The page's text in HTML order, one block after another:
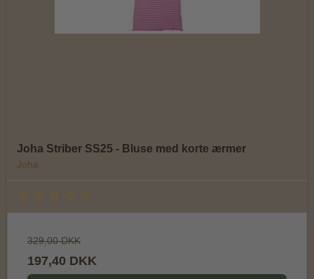
Joha Striber SS25 - Bluse med korte ærmer
Joha
329,00 DKK
197,40 DKK